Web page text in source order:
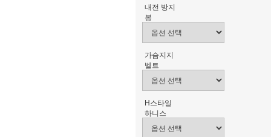
내전 방지
봉
가슴지지
벨트
H스타일
하니스